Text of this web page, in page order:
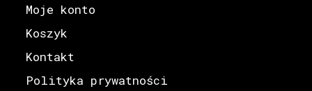
Moje konto
Koszyk
Kontakt
Polityka prywatności